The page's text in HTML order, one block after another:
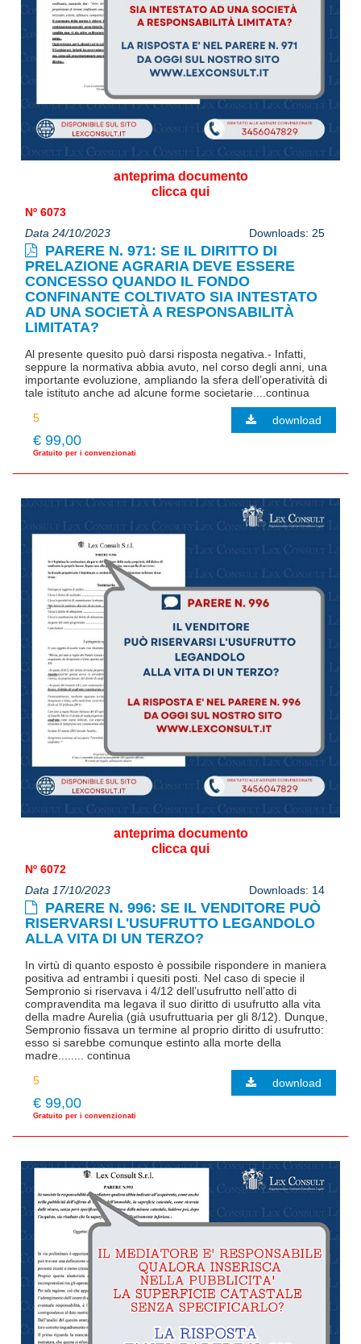
anteprima documento
clicca qui
Nº 6073
Data 24/10/2023
Downloads: 25
PARERE N. 971: SE IL DIRITTO DI
PRELAZIONE AGRARIA DEVE ESSERE
CONCESSO QUANDO IL FONDO
CONFINANTE COLTIVATO SIA INTESTATO
AD UNA SOCIETÀ A RESPONSABILITÀ
LIMITATA?
Al presente quesito può darsi risposta negativa.- Infatti,
seppure la normativa abbia avuto, nel corso degli anni, una
importante evoluzione, ampliando la sfera dell’operatività di
tale istituto anche ad alcune forme societarie....continua
€ 99,00
Gratuito per i convenzionati
download
anteprima documento
clicca qui
Nº 6072
Data 17/10/2023
Downloads: 14
PARERE N. 996: SE IL VENDITORE PUÒ
RISERVARSI L'USUFRUTTO LEGANDOLO
ALLA VITA DI UN TERZO?
In virtù di quanto esposto è possibile rispondere in maniera
positiva ad entrambi i quesiti posti. Nel caso di specie il
Sempronio si riservava i 4/12 dell’usufrutto nell’atto di
compravendita ma legava il suo diritto di usufrutto alla vita
della madre Aurelia (già usufruttuaria per gli 8/12). Dunque,
Sempronio fissava un termine al proprio diritto di usufrutto:
esso si sarebbe comunque estinto alla morte della
madre........ continua
€ 99,00
Gratuito per i convenzionati
download